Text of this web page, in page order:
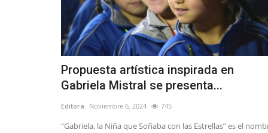
Propuesta artística inspirada en
Gabriela Mistral se presenta...
Editora Noviembre 6, 2024 745
“Gabriela, la Niña que Soñaba con las Estrellas” es el